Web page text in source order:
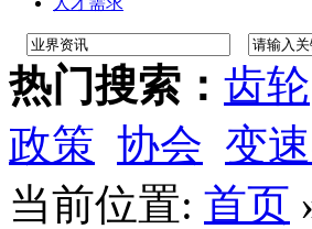
热门搜索： 齿轮
政策 协会 变
当前位置: 首页